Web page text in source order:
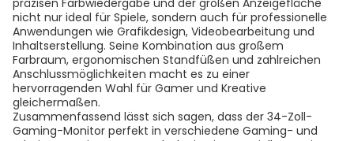
präzisen Farbwiedergabe und der großen Anzeigefläche
nicht nur ideal für Spiele, sondern auch für professionelle
Anwendungen wie Grafikdesign, Videobearbeitung und
Inhaltserstellung. Seine Kombination aus großem
Farbraum, ergonomischen Standfüßen und zahlreichen
Anschlussmöglichkeiten macht es zu einer
hervorragenden Wahl für Gamer und Kreative
gleichermaßen.
Zusammenfassend lässt sich sagen, dass der 34-Zoll-
Gaming-Monitor perfekt in verschiedene Gaming- und